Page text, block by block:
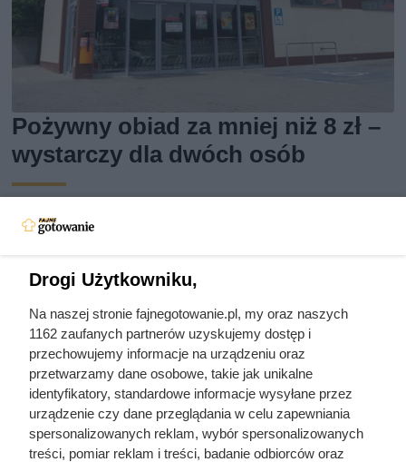
Pożywny obiad za mniej niż 8 zł –
wystarczy dla dwóch osób
szczegóły atrakcyjnej oferty i dowiedz się, do kiedy jest
Drogi Użytkowniku,
Na naszej stronie fajnegotowanie.pl, my oraz naszych
1162 zaufanych partnerów uzyskujemy dostęp i
przechowujemy informacje na urządzeniu oraz
przetwarzamy dane osobowe, takie jak unikalne
identyfikatory, standardowe informacje wysyłane przez
urządzenie czy dane przeglądania w celu zapewniania
spersonalizowanych reklam, wybór spersonalizowanych
treści, pomiar reklam i treści, badanie odbiorców oraz